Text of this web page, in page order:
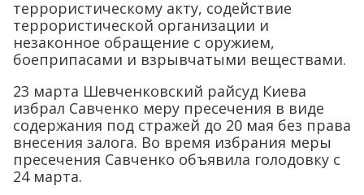
террористическому акту, содействие
террористической организации и
незаконное обращение с оружием,
боеприпасами и взрывчатыми веществами.
23 марта Шевченковский райсуд Киева
избрал Савченко меру пресечения в виде
содержания под стражей до 20 мая без права
внесения залога. Во время избрания меры
пресечения Савченко объявила голодовку с
24 марта.